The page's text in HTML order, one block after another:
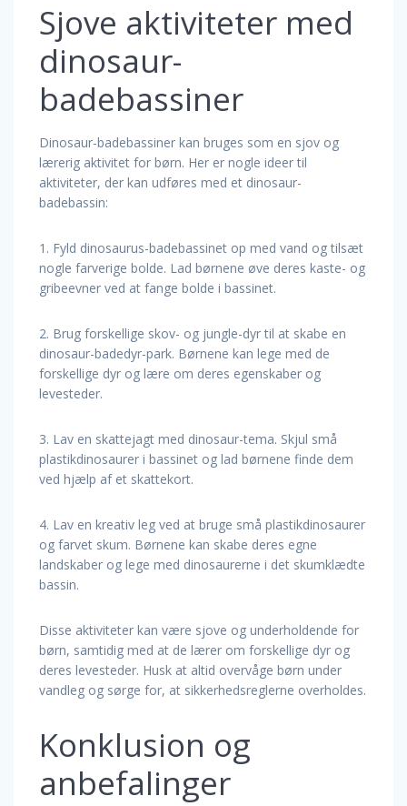
Sjove aktiviteter med
dinosaur-
badebassiner
Dinosaur-badebassiner kan bruges som en sjov og
lærerig aktivitet for børn. Her er nogle ideer til
aktiviteter, der kan udføres med et dinosaur-
badebassin:
1. Fyld dinosaurus-badebassinet op med vand og tilsæt
nogle farverige bolde. Lad børnene øve deres kaste- og
gribeevner ved at fange bolde i bassinet.
2. Brug forskellige skov- og jungle-dyr til at skabe en
dinosaur-badedyr-park. Børnene kan lege med de
forskellige dyr og lære om deres egenskaber og
levesteder.
3. Lav en skattejagt med dinosaur-tema. Skjul små
plastikdinosaurer i bassinet og lad børnene finde dem
ved hjælp af et skattekort.
4. Lav en kreativ leg ved at bruge små plastikdinosaurer
og farvet skum. Børnene kan skabe deres egne
landskaber og lege med dinosaurerne i det skumklædte
bassin.
Disse aktiviteter kan være sjove og underholdende for
børn, samtidig med at de lærer om forskellige dyr og
deres levesteder. Husk at altid overvåge børn under
vandleg og sørge for, at sikkerhedsreglerne overholdes.
Konklusion og
anbefalinger